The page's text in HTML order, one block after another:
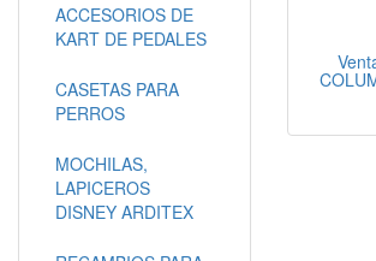
ACCESORIOS DE
KART DE PEDALES
CASETAS PARA
PERROS
MOCHILAS,
LAPICEROS
DISNEY ARDITEX